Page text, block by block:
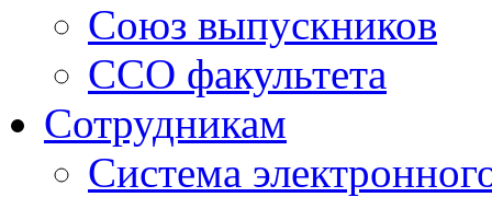
Союз выпускников
ССО факультета
Сотрудникам
Система